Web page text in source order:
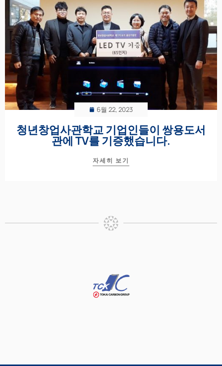
6월 22, 2023
청년창업사관학교 기업인들이 쌍용도서
관에 TV를 기증했습니다.
자세히 보기